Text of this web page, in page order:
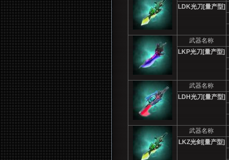
LDK光刀[量产型]
武器名称
LKP光刀[量产型]
武器名称
LDH光刀[量产型]
武器名称
LKZ光剑[量产型]